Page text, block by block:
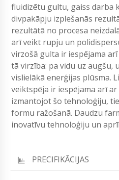
fluidizētu gultu, gaiss darba
divpakāpju izplešanās
rezultātā no procesa
arī veikt rupju un
virzošā gulta ir iespējama
tā virzība: pa vidu uz augšu,
vislielākā enerģijas plūsma.
veiktspēja ir iespējama arī
izmantojot šo tehnoloģiju,
formu ražošanā. Daudzu
inovatīvu tehnoloģiju un
PRECIFIKĀCIJAS